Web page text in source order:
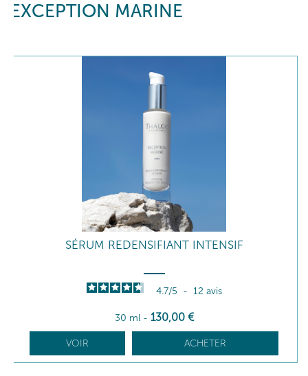
EXCEPTION MARINE
SÉRUM REDENSIFIANT INTENSIF
4.7/5 - 12 avis
30 ml - 130,00 €
VOIR ACHETER